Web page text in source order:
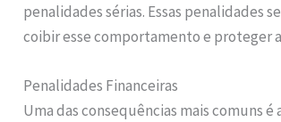
penalidades sérias. Essas penalidades
coibir esse comportamento e proteger
Penalidades Financeiras
Uma das consequências mais comuns é